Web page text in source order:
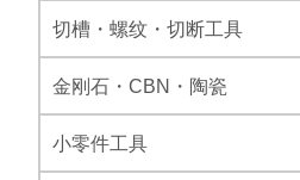
切槽・螺纹・切断工具
金刚石・CBN・陶瓷
小零件工具